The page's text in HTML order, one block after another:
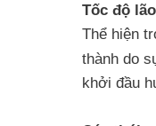
Tốc độ
Thể hiện
thành do
khởi đầu